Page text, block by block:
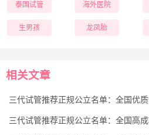
泰国试管 海外医院
生男孩 龙凤胎
相关文章
三代试管推荐正规公立名单：全国优
三代试管推荐正规公立名单：全国高